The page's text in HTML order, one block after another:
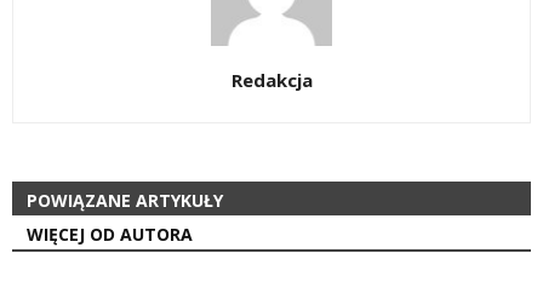
Redakcja
POWIĄZANE ARTYKUŁY
WIĘCEJ OD AUTORA